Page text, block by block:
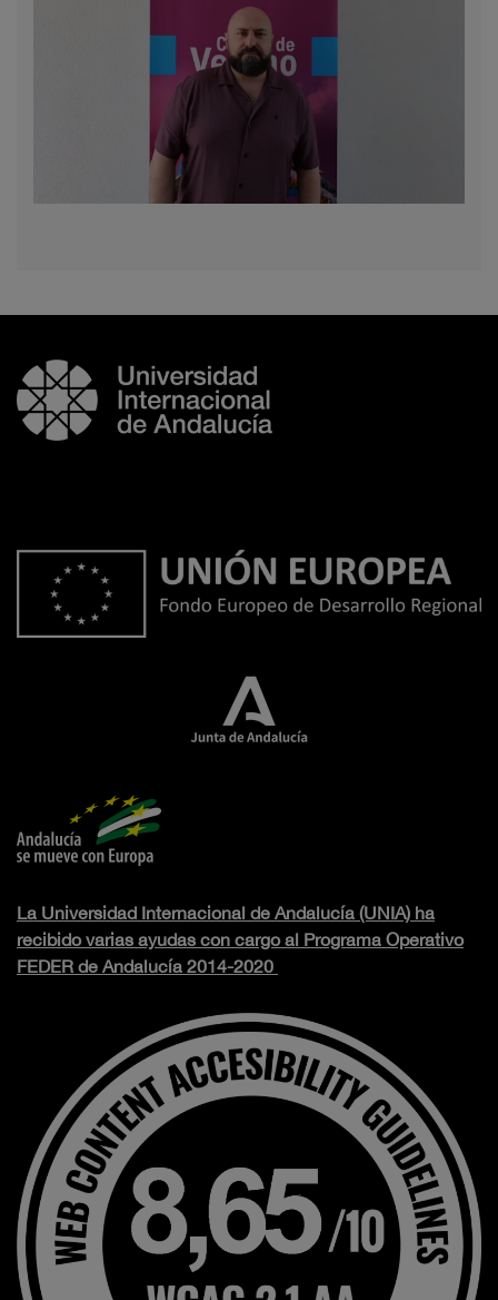
La Universidad Internacional de Andalucía (UNIA) ha
recibido varias ayudas con cargo al Programa Operativo
FEDER de Andalucía 2014-2020